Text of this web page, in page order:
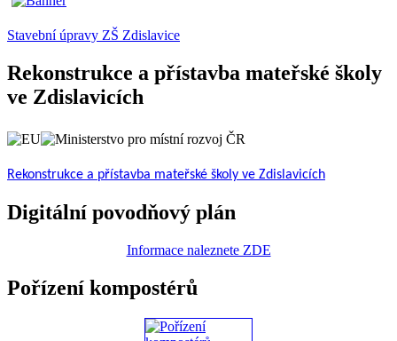
Stavební úpravy ZŠ Zdislavice
Rekonstrukce a přístavba mateřské školy
ve Zdislavicích
Rekonstrukce a přístavba mateřské školy ve Zdislavicích
Digitální povodňový plán
Informace naleznete ZDE
Pořízení kompostérů